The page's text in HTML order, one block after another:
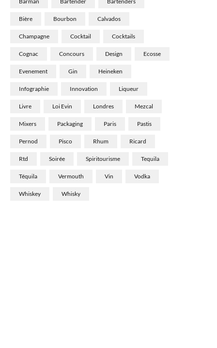
Bière Bourbon Calvados
Champagne Cocktail Cocktails
Cognac Concours Design Ecosse
Evenement Gin Heineken
Infographie Innovation Liqueur
Livre Loi Evin Londres Mezcal
Mixers Packaging Paris Pastis
Pernod Pisco Rhum Ricard
Rtd Soirée Spiritourisme Tequila
Téquila Vermouth Vin Vodka
Whiskey Whisky